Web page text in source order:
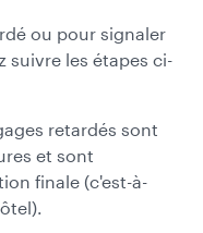
ou pour signaler
suivre les étapes ci-
retardés sont
et sont
finale (c'est-à-